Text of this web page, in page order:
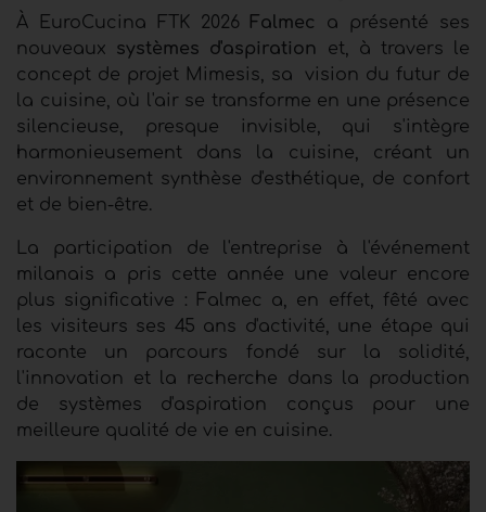
À EuroCucina FTK 2026 Falmec
a présenté ses
nouveaux systèmes d'aspiration et, à travers le
concept de projet Mimesis, sa
vision du futur de
la cuisine, où l'air se transforme en une présence
silencieuse, presque invisible, qui s'intègre
harmonieusement dans la cuisine, créant un
environnement synthèse d'esthétique, de confort
et de bien-être.
La participation de l'entreprise
à l'événement
milanais a pris cette année une valeur encore
plus significative : Falmec a, en effet, fêté avec
les visiteurs ses 45 ans d'activité, une étape qui
raconte un parcours fondé sur la solidité,
l'innovation et la recherche dans la production
de systèmes d'aspiration conçus pour une
meilleure qualité de vie en cuisine.